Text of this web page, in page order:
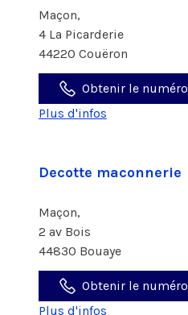
Maçon,
4 La Picarderie
44220 Couëron
Obtenir le numéro
Plus d'infos
Decotte maconnerie
Maçon,
2 av Bois
44830 Bouaye
Obtenir le numéro
Plus d'infos